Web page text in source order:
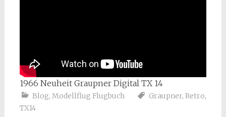
1966 Neuheit Graupner Digital TX 14
Blog, Modellflug Flugbuch Graupner, Retro,
TX14